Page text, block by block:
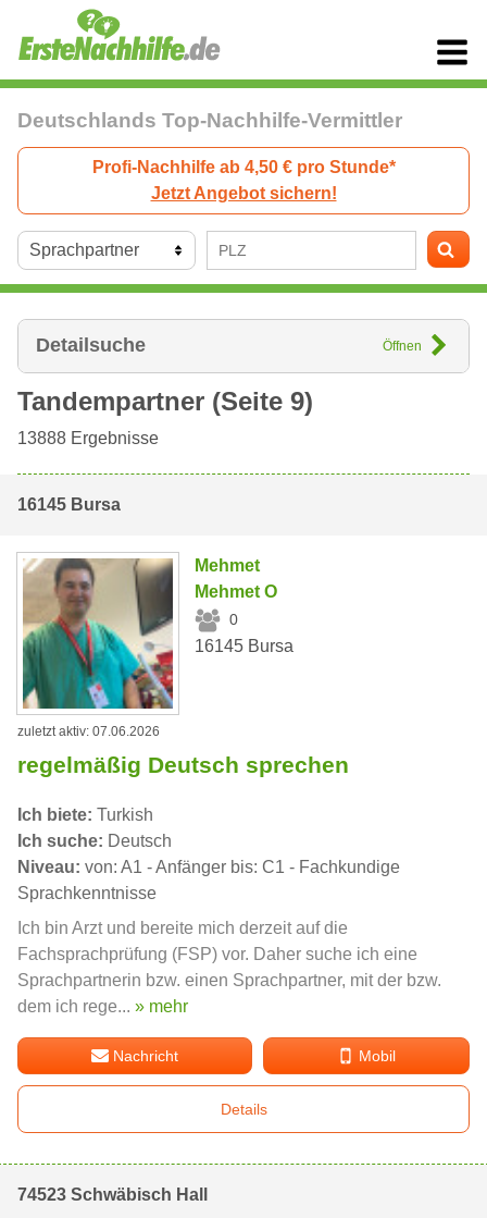
Deutschlands Top-Nachhilfe-Vermittler
Profi-Nachhilfe ab 4,50 € pro Stunde*
Jetzt Angebot sichern!
Detailsuche Öffnen
Tandempartner (Seite 9)
13888 Ergebnisse
16145 Bursa
Mehmet
Mehmet O
0
16145 Bursa
zuletzt aktiv: 07.06.2026
regelmäßig Deutsch sprechen
Ich biete: Turkish
Ich suche: Deutsch
Niveau: von: A1 - Anfänger bis: C1 - Fachkundige
Sprachkenntnisse
Ich bin Arzt und bereite mich derzeit auf die
Fachsprachprüfung (FSP) vor. Daher suche ich eine
Sprachpartnerin bzw. einen Sprachpartner, mit der bzw.
dem ich rege... » mehr
Nachricht Mobil
Details
74523 Schwäbisch Hall